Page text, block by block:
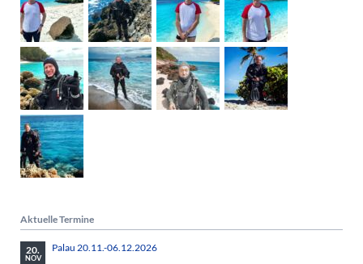
Aktuelle Termine
20.
NOV
Palau 20.11.-06.12.2026